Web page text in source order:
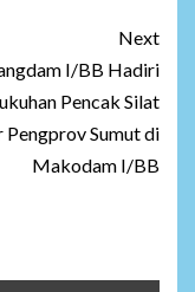
Next
I/BB Hadiri
Pencak Silat
Sumut di
Makodam I/BB